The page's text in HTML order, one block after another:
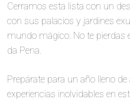
Cerramos esta lista con un
con sus palacios y jardines
mundo mágico. No te pierdas
da Pena.
Prepárate para un año lleno
experiencias inolvidables en